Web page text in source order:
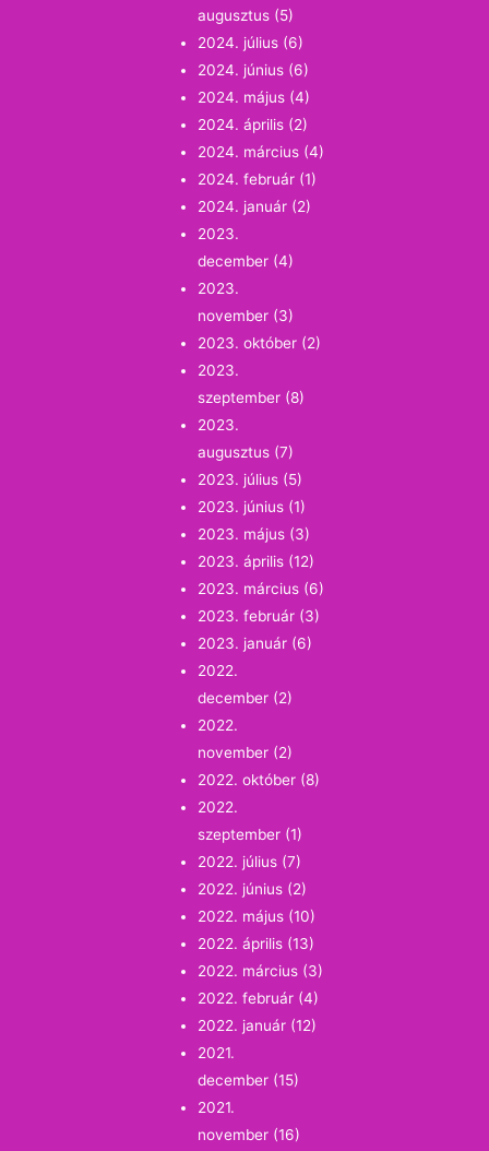
augusztus (5)
2024. július (6)
2024. június (6)
2024. május (4)
2024. április (2)
2024. március (4)
2024. február (1)
2024. január (2)
2023.
december (4)
2023.
november (3)
2023. október (2)
2023.
szeptember (8)
2023.
augusztus (7)
2023. július (5)
2023. június (1)
2023. május (3)
2023. április (12)
2023. március (6)
2023. február (3)
2023. január (6)
2022.
december (2)
2022.
november (2)
2022. október (8)
2022.
szeptember (1)
2022. július (7)
2022. június (2)
2022. május (10)
2022. április (13)
2022. március (3)
2022. február (4)
2022. január (12)
2021.
december (15)
2021.
november (16)